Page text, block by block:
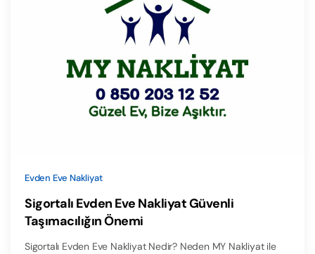
Evden Eve Nakliyat
Sigortalı Evden Eve Nakliyat Güvenli
Taşımacılığın Önemi
Sigortalı Evden Eve Nakliyat Nedir? Neden MY Nakliyat ile